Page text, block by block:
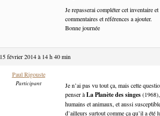
Je repasserai compléter cet inventaire
commentaires et références a ajouter.
Bonne journée
15 février 2014 à 14 h 40 min
Paul Rigouste
Participant
Je n’ai pas vu tout ça, mais cette
penser àLa Planète des singes
humains et animaux, et aussi
d’ailleurs surtout comme ça qu’il a été